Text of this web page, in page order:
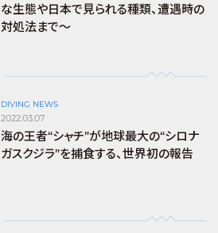
な生態や日本で見られる種類、遭遇時の
対処法まで～
DIVING NEWS
2022.03.07
海の王者“シャチ”が地球最大の“シロナ
ガスクジラ”を捕食する、世界初の報告